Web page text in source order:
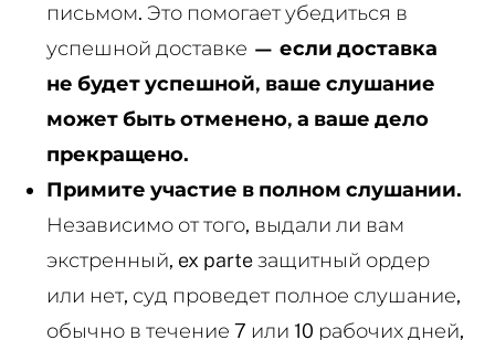
письмом. Это помогает убедиться в
успешной доставке — если доставка
не будет успешной, ваше слушание
может быть отменено, а ваше дело
прекращено.
Примите участие в полном слушании.
Независимо от того, выдали ли вам
экстренный, ex parte защитный ордер
или нет, суд проведет полное слушание,
обычно в течение 7 или 10 рабочих дней,